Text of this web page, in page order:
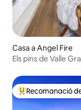
Casa a Angel Fire
Els pins de Valle
Principals
Recomanació